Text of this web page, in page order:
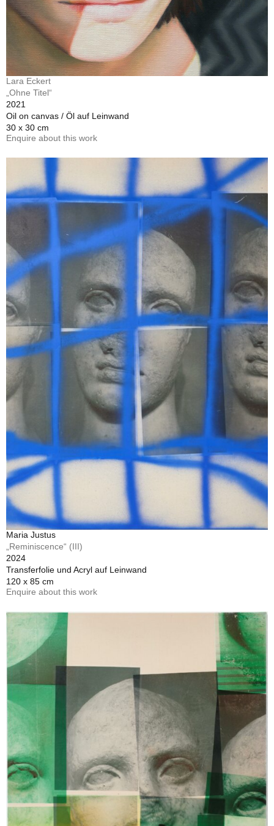
Lara Eckert
„Ohne Titel“
2021
Oil on canvas / Öl auf Leinwand
30 x 30 cm
Enquire about this work
Maria Justus
„Reminiscence“ (III)
2024
Transferfolie und Acryl auf Leinwand
120 x 85 cm
Enquire about this work